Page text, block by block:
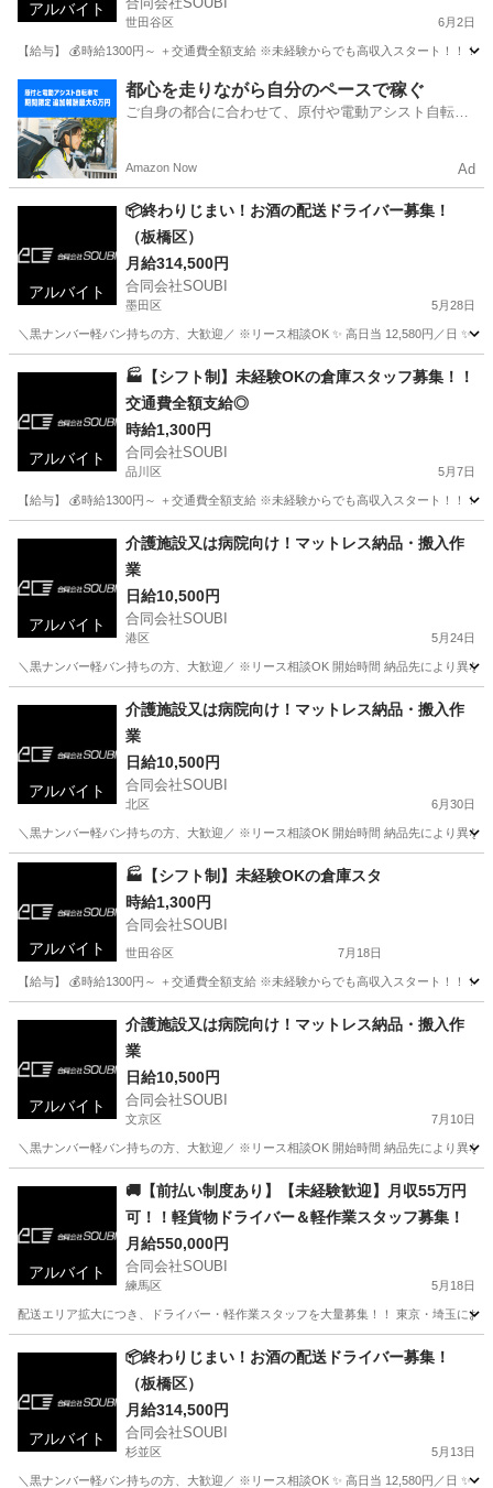
アルバイト
世田谷区 6月2日
【給与】 💰時給1300円～ ＋交通費全額支給 ※未経験からでも高収入スタート！
倉庫 スタッフ
都心を走りながら自分のペースで稼ぐ
ご自身の都合に合わせて、原付や電動アシスト自転車
Amazon Now Ad
アルバイト
📦終わりじまい！お酒の配送ドライバー募集！
（板橋区）
月給314,500円
合同会社SOUBI
墨田区 5月28日
＼黒ナンバー軽バン持ちの方、大歓迎／ ※リース相談OK ✨ 高日当 12,580円／
配送
アルバイト
🏭【シフト制】未経験OKの倉庫スタッフ募集！！
交通費全額支給◎
時給1,300円
合同会社SOUBI
品川区 5月7日
【給与】 💰時給1300円～ ＋交通費全額支給 ※未経験からでも高収入スタート！
倉庫 スタッフ
アルバイト
介護施設又は病院向け！マットレス納品・搬入作
業
日給10,500円
合同会社SOUBI
港区 5月24日
＼黒ナンバー軽バン持ちの方、大歓迎／ ※リース相談OK 開始時間 納品先により異
配送 介護施設
アルバイト
介護施設又は病院向け！マットレス納品・搬入作
業
日給10,500円
合同会社SOUBI
北区 6月30日
＼黒ナンバー軽バン持ちの方、大歓迎／ ※リース相談OK 開始時間 納品先により異
東京 北区 配送 介護施設
アルバイト
🏭【シフト制】未経験OKの倉庫スタ
時給1,300円
合同会社SOUBI
世田谷区 7月18日
【給与】 💰時給1300円～ ＋交通費全額支給 ※未経験からでも高収入スタート！
倉庫 スタッフ
アルバイト
介護施設又は病院向け！マットレス納品・搬入作
業
日給10,500円
合同会社SOUBI
文京区 7月10日
＼黒ナンバー軽バン持ちの方、大歓迎／ ※リース相談OK 開始時間 納品先により異
配送 介護施設
アルバイト
🚚【前払い制度あり】【未経験歓迎】月収55万円
可！！軽貨物ドライバー＆軽作業スタッフ募集！
月給550,000円
合同会社SOUBI
練馬区 5月18日
配送エリア拡大につき、ドライバー・軽作業スタッフを大量募集！！ 東京・埼玉に
配送 スタッフ
アルバイト
📦終わりじまい！お酒の配送ドライバー募集！
（板橋区）
月給314,500円
合同会社SOUBI
杉並区 5月13日
＼黒ナンバー軽バン持ちの方、大歓迎／ ※リース相談OK ✨ 高日当 12,580円／